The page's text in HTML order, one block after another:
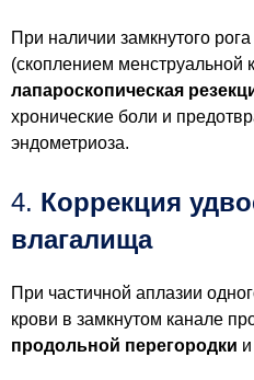
При наличии замкнутого
(скоплением менструальной
лапароскопическая
хронические боли и
эндометриоза.
4. Коррекция
влагалища
При частичной аплазии
крови в замкнутом канале
продольной перегородки